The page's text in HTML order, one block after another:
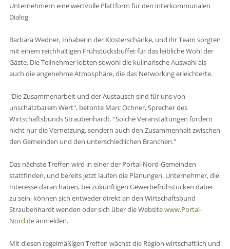
Unternehmern eine wertvolle Plattform für den interkommunalen
Dialog.
Barbara Wedner, Inhaberin der Klosterschänke, und ihr Team sorgten
mit einem reichhaltigen Frühstücksbuffet für das leibliche Wohl der
Gäste. Die Teilnehmer lobten sowohl die kulinarische Auswahl als
auch die angenehme Atmosphäre, die das Networking erleichterte.
"Die Zusammenarbeit und der Austausch sind für uns von
unschätzbarem Wert", betonte Marc Ochner, Sprecher des
Wirtschaftsbunds Straubenhardt. "Solche Veranstaltungen fördern
nicht nur die Vernetzung, sondern auch den Zusammenhalt zwischen
den Gemeinden und den unterschiedlichen Branchen."
Das nächste Treffen wird in einer der Portal-Nord-Gemeinden
stattfinden, und bereits jetzt laufen die Planungen. Unternehmer, die
Interesse daran haben, bei zukünftigen Gewerbefrühstücken dabei
zu sein, können sich entweder direkt an den Wirtschaftsbund
Straubenhardt wenden oder sich über die Websitewww.Portal-
Nord.deanmelden.
Mit diesen regelmäßigen Treffen wächst die Region wirtschaftlich und